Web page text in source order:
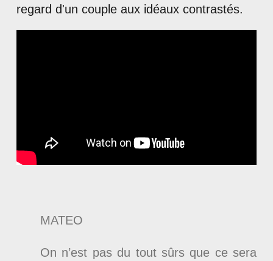
regard d'un couple aux idéaux contrastés.
MATEO
On n’est pas du tout sûrs que ce sera